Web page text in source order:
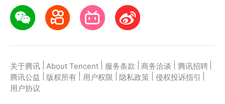
关于腾讯 About Tencent 服务条款 商务洽谈 腾讯招聘
腾讯公益
版权所有 用户权限 隐私政策 侵权投诉指引
用户协议